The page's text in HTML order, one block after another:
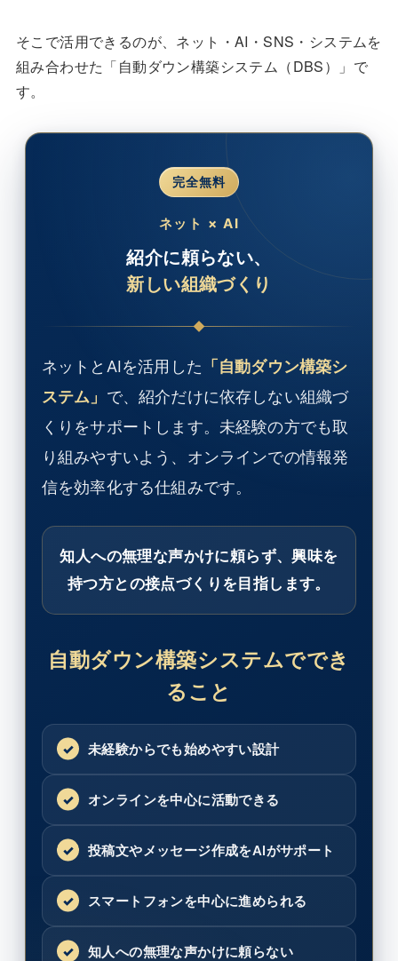
そこで活用できるのが、ネット・AI・SNS・システムを
組み合わせた「自動ダウン構築システム（DBS）」で
す。
完全無料
ネット × AI
紹介に頼らない、
新しい組織づくり
ネットとAIを活用した 「自動ダウン構築シ
ステム」 で、紹介だけに依存しない組織づ
くりをサポートします。未経験の方でも取
り組みやすいよう、オンラインでの情報発
信を効率化する仕組みです。
知人への無理な声かけに頼らず、興味を
持つ方との接点づくりを目指します。
自動ダウン構築システムででき
ること
未経験からでも始めやすい設計
オンラインを中心に活動できる
投稿文やメッセージ作成をAIがサポート
スマートフォンを中心に進められる
知人への無理な声かけに頼らない